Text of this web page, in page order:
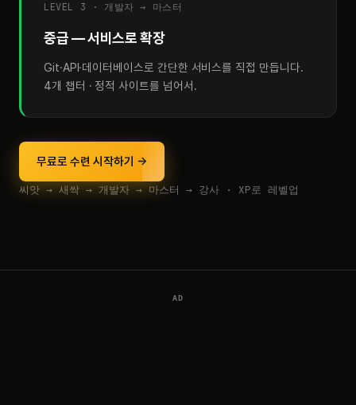
LEVEL 3 · 개발자 → 마스터
중급 — 서비스로 확장
Git·API·데이터베이스로 간단한 서비스를 직접 만듭니다.
4개 챕터 · 정적 사이트를 넘어서.
무료로 수련 시작하기 →
씨앗 → 새싹 → 개발자 → 마스터 → 강사 · XP로 레벨업
AD